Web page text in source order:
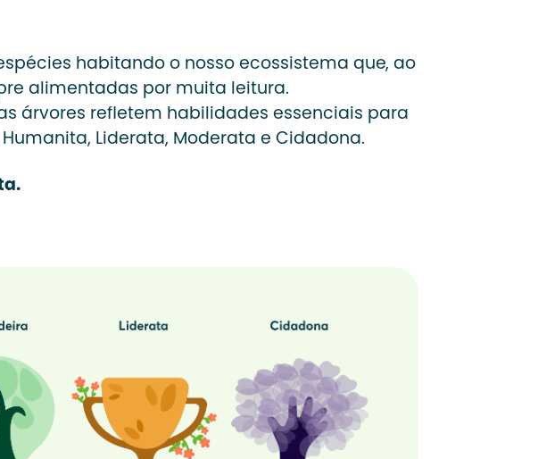
habitando o nosso ecossistema que, ao
alimentadas por muita leitura.
árvores refletem habilidades essenciais para
Liderata, Moderata e Cidadona.